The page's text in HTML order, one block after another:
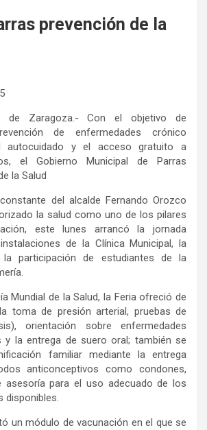
prevención de la
de Zaragoza.- Con el objetivo de
de enfermedades crónico
autocuidado y el acceso gratuito a
el Gobierno Municipal de Parras
la Salud
del alcalde Fernando Orozco
la salud como uno de los pilares
este lunes arrancó la jornada
de la Clínica Municipal, la
participación de estudiantes de la
Mundial de la Salud, la Feria ofrecióde
toma de presión arterial, pruebas de
orientación sobre enfermedades
y la entrega de suero oral; también se
familiar mediante la entrega
anticonceptivos como condones,
asesoría para el uso adecuado de los
disponibles.
un módulo de vacunación en el que se